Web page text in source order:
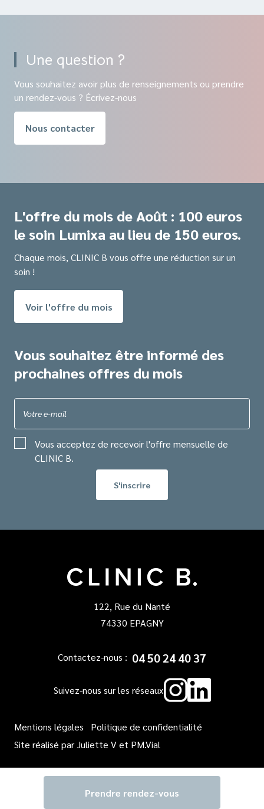
Une question ?
Vous souhaitez avoir plus de renseignements ou prendre
un rendez-vous ? Écrivez-nous
Nous contacter
L'offre du mois de Août : 100 euros
le soin Lumixa au lieu de 150 euros.
Chaque mois, CLINIC B vous offre une réduction sur un
soin !
Voir l'offre du mois
Vous souhaitez être informé des
prochaines offres du mois
Votre e-mail
Vous acceptez de recevoir l'offre mensuelle de
CLINIC B.
122, Rue du Nanté
74330 EPAGNY
Contactez-nous : 04 50 24 40 37
Suivez-nous sur les réseaux
Mentions légales
Politique de confidentialité
Site réalisé parJuliette Vet PM.Vial
Prendre rendez-vous